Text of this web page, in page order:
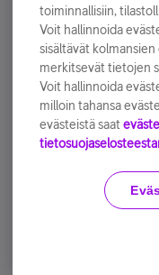
Tilaa nyt
toiminnallisiin,
Voit hallinnoida
sisältävät
merkitsevät tietojen
Voit hallinnoida
milloin tahansa
evästeistä saat